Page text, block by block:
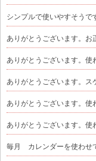
シンプルで使いやすそうで
ありがとうございます。お
ありがとうございます。使
ありがとうございます。ス
ありがとうございます。使
ありがとうございます。使
毎月 カレンダーを使わせ